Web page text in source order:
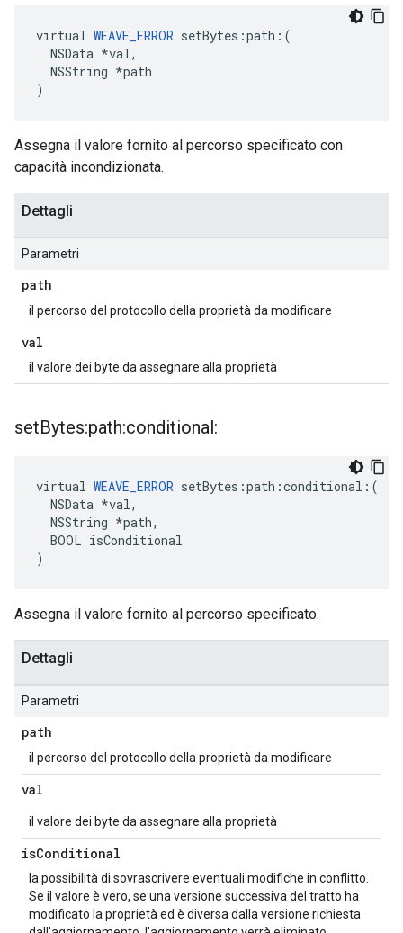
virtual WEAVE_ERROR setBytes:path:(
  NSData *val,
  NSString *path
)
Assegna il valore fornito al percorso specificato con
capacità incondizionata.
Dettagli
Parametri
path
il percorso del protocollo della proprietà da modificare
val
il valore dei byte da assegnare alla proprietà
setBytes:path:conditional:
virtual WEAVE_ERROR setBytes:path:conditional:(
  NSData *val,
  NSString *path,
  BOOL isConditional
)
Assegna il valore fornito al percorso specificato.
Dettagli
Parametri
path
il percorso del protocollo della proprietà da modificare
val
il valore dei byte da assegnare alla proprietà
isConditional
la possibilità di sovrascrivere eventuali modifiche in conflitto.
Se il valore è vero, se una versione successiva del tratto ha
modificato la proprietà ed è diversa dalla versione richiesta